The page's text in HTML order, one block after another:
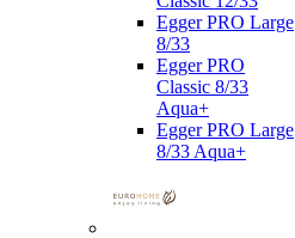
Egger PRO Large
8/33
Egger PRO
Classic 8/33
Aqua+
Egger PRO Large
8/33 Aqua+